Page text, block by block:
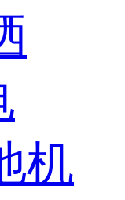
机